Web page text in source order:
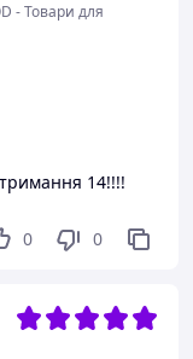
- Товари для
14!!!!
0 0